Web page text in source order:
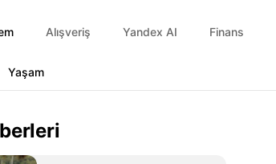
Alışveriş Yandex AI Finans
Yaşam
Yaşam